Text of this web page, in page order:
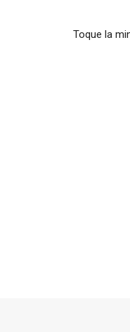
Toque la